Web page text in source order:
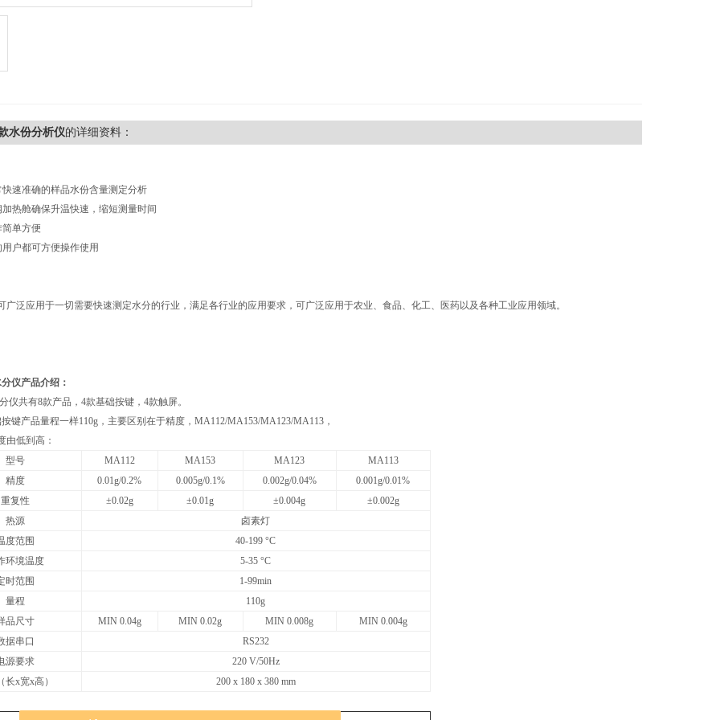
水份分析仪的详细资料：
快速准确的样品水份含量测定分析
加热舱确保升温快速，缩短测量时间
简单方便
用户都可方便操作使用
广泛应用于一切需要快速测定水分的行业，满足各行业的应用要求，可广泛应用于农业、食品、化工、医药以及各种工业应用领域。
仪产品介绍：
仪共有8款产品，4款基础按键，4款触屏。
键产品量程一样110g，主要区别在于精度，MA112/MA153/MA123/MA113，
由低到高：
型号
MA112 MA153 MA123
MA113
精度
0.01g/0.2% 0.005g/0.1% 0.002g/0.04%
0.001g/0.01%
重复性
±0.02g ±0.01g ±0.004g
±0.002g
热源
卤素灯
度范围
40-199 °C
环境温度
5-35 °C
时范围
1-99min
量程
110g
品尺寸
MIN 0.04g MIN 0.02g MIN 0.008g
MIN 0.004g
据串口
RS232
源要求
220 V/50Hz
长x宽x高）
200 x 180 x 380 mm